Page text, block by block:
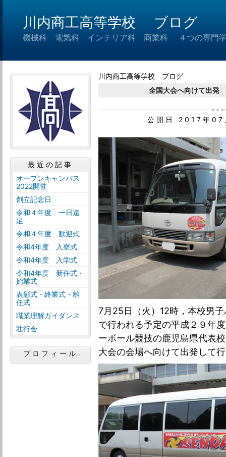
川内商工高等学校 ブログ
機械科 電気科 インテリア科 商業科 ４つの専門学
川内商工高等学校 ブログ
全国大会へ向けて出発
公開日 2017年
7月25日（火）12時，本校男
で行われる予定の平成２９年
ーボール競技の鹿児島県代表
大会の会場へ向けて出発して
最近の記事
オープンキャンパス
2022開催
創立記念日
令和４年度 一日遠
足
令和４年度 歓迎式
令和4年度 入寮式
令和4年度 入学式
令和4年度 新任式・
始業式
表彰式・終業式・離
任式
職業理解ガイダンス
壮行会
プロフィール